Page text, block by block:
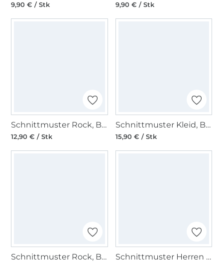
9,90 € / Stk 9,90 € / Stk
Schnittmuster Rock, Burda 6341
12,90 € / Stk
Schnittmuster Kleid, Burda 6821
15,90 € / Stk
Schnittmuster Rock, Burda 5643 Schnittmuster Herren Shirt, Burda 5641